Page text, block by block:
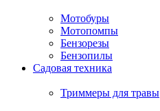
Мотобуры
Мотопомпы
Бензорезы
Бензопилы
Садовая техника
Триммеры для травы